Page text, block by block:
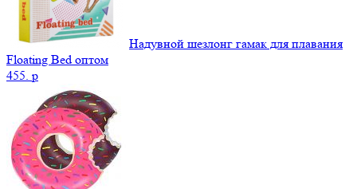
Надувной шезлонг гамак для плавания
Floating Bed оптом
455. p